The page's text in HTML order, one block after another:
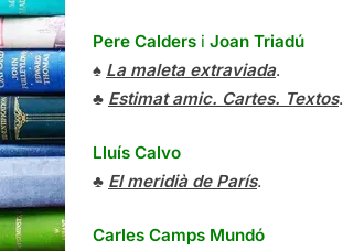
Pere Calders i Joan Triadú
♠ La maleta extraviada.
♣ Estimat amic. Cartes. Textos.
Lluís Calvo
♣ El meridià de París.
Carles Camps Mundó